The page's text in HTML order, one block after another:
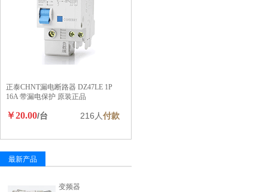
正泰CHNT漏电断路器 DZ47LE 1P
16A 带漏电保护 原装正品
￥20.00/台 216人付款
最新产品
变频器